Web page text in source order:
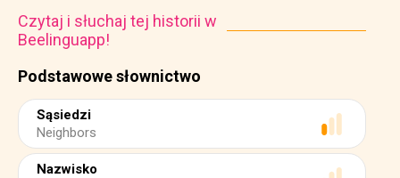
Podstawowe słownictwo
Sąsiedzi
Neighbors
Nazwisko
Czytaj i słuchaj tej historii w
Beelinguapp!